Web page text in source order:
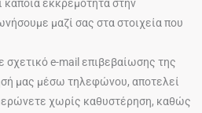
εκκρεμότητα στην
μαζί σας στα στοιχεία που
e-mail επιβεβαίωσης της
μας μέσω τηλεφώνου, αποτελεί
χωρίς καθυστέρηση, καθώς